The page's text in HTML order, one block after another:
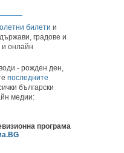
билети и
градове и
онлайн
- рожден ден,
последните
български
медии:
програма